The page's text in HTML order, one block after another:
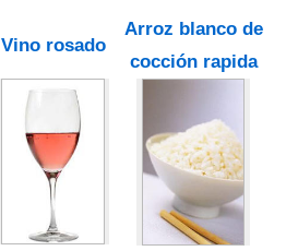
Vino rosado
Arroz blanco de
cocción rapida